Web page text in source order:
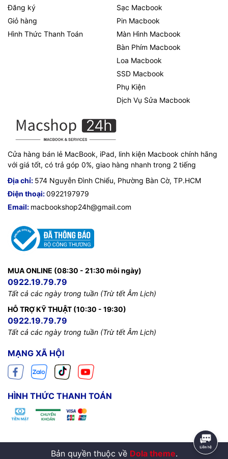
Đăng ký
Giỏ hàng
Hình Thức Thanh Toán
Sạc Macbook
Pin Macbook
Màn Hình Macbook
Bàn Phím Macbook
Loa Macbook
SSD Macbook
Phụ Kiện
Dịch Vụ Sửa Macbook
Cửa hàng bán lẻ MacBook, iPad, linh kiện Macbook chính hãng
với giá tốt, có trả góp 0%, giao hàng nhanh trong 2 tiếng
Địa chỉ: 574 Nguyễn Đình Chiểu, Phường Bàn Cờ, TP.HCM
Điện thoại:0922197979
Email: macbookshop24h@gmail.com
MUA ONLINE (08:30 - 21:30 mỗi ngày)
0922.19.79.79
Tất cả các ngày trong tuần (Trừ tết Âm Lịch)
HỖ TRỢ KỸ THUẬT (10:30 - 19:30)
0922.19.79.79
Tất cả các ngày trong tuần (Trừ tết Âm Lịch)
MẠNG XÃ HỘI
HÌNH THỨC THANH TOÁN
Bản quyền thuộc về Dola theme.